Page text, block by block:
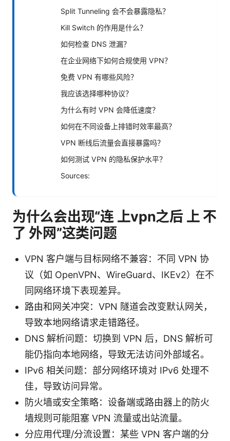
Split Tunneling 会不会暴露隐私？
Kill Switch 的作用是什么？
如何检查 DNS 泄漏？
在企业网络下如何合规使用 VPN？
免费 VPN 有哪些风险？
我应该选择哪种协议？
为什么有时 VPN 会降低速度？
如何在不同设备上排错时效率最高？
VPN 断线后流量会直接暴露吗？
如何测试 VPN 的隐私保护水平？
Sources:
为什么会出现“连 上vpn之后 上 不
了 外网”这类问题
VPN 客户端与目标网络不兼容：不同 VPN 协
议（如 OpenVPN、WireGuard、IKEv2）在不
同网络环境下表现差异。
路由和网关冲突：VPN 隧道会改变默认网关，
导致本地网络请求走错路径。
DNS 解析问题：切换到 VPN 后，DNS 解析可
能仍指向本地网络，导致无法访问外部域名。
IPv6 相关问题：部分网络环境对 IPv6 处理不
佳，导致访问异常。
防火墙或安全策略：设备端或路由器上的防火
墙规则可能阻塞 VPN 流量或出站流量。
分应用代理/分流设置：某些 VPN 客户端的分